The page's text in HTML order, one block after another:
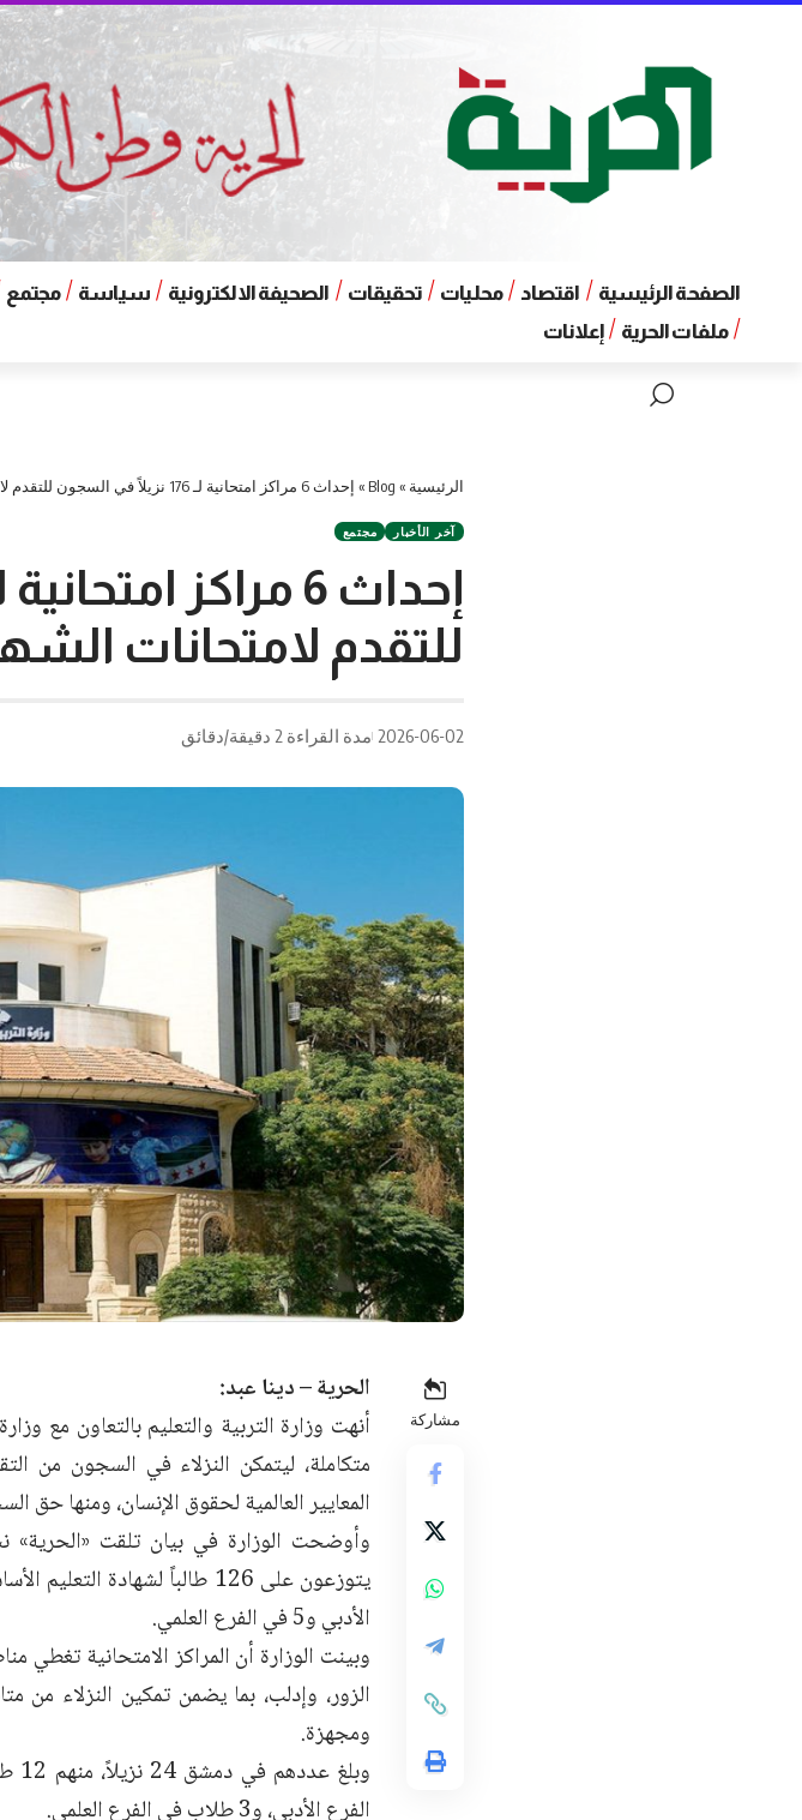
الصفحة الرئيسية اقتصاد محليات تحقيقات الصحيفة الالكترونية سياسة مجتمع
ملفات الحرية
إعلانات
الرئيسية »
Blog
» إحداث 6 مراكز امتحانية لـ 176 نزيلاً في السجون للتقدم لامتحانات الشهادات العامة
آخر الأخبار مجتمع
للتقدم لامتحانات
2026-06-02 مدة القراءة 2 دقيقة/دقائق
مشاركة
الحرية – دينا عبد:
المعايير العالمية لحقوق الإنسان، ومنها حق
الأدبي و5 في الفرع العلمي.
وبينت الوزارة أن المراكز الامتحانية
الزور، وإدلب، بما يضمن تمكين النزلاء من
ومجهزة.
الفرع الأدبي، و3 طلاب في الفرع العلمي.